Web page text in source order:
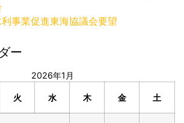
事業促進東海協議会要望
ー
2026年1月
火 水 木 金 土